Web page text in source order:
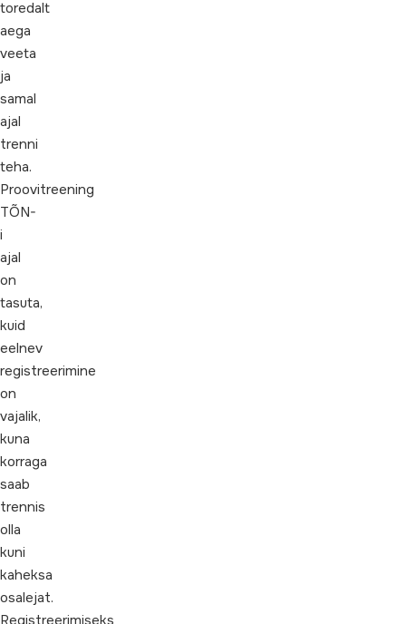
toredalt
aega
veeta
ja
samal
ajal
trenni
teha.
Proovitreening
TÕN-
i
ajal
on
tasuta,
kuid
eelnev
registreerimine
on
vajalik,
kuna
korraga
saab
trennis
olla
kuni
kaheksa
osalejat.
Registreerimiseks